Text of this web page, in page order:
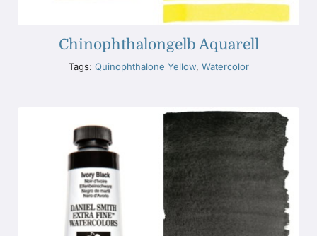
Chinophthalongelb Aquarell
Tags: Quinophthalone Yellow, Watercolor